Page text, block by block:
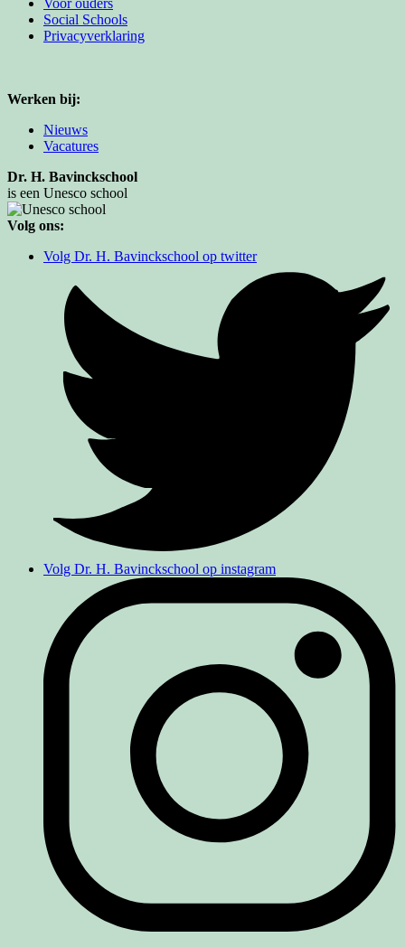
Voor ouders
Social Schools
Privacyverklaring
Werken bij:
Nieuws
Vacatures
Dr. H. Bavinckschool
is een Unesco school
Volg ons:
Volg Dr. H. Bavinckschool op twitter
Volg Dr. H. Bavinckschool op instagram